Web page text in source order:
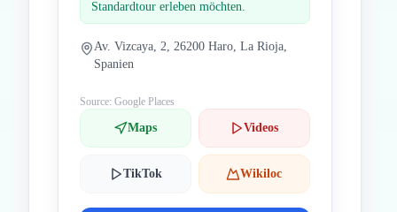
Standardtour erleben möchten.
Av. Vizcaya, 2, 26200 Haro, La Rioja,
Spanien
Source: Google Places
Maps Videos
TikTok Wikiloc